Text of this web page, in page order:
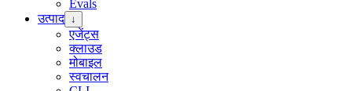
Evals
उत्पाद ↓
एजेंट्स
क्लाउड
मोबाइल
स्वचालन